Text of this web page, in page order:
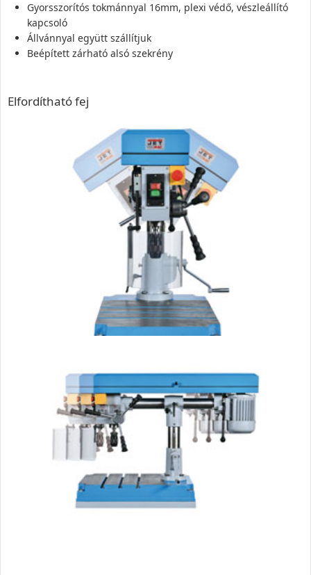
Gyorsszorítós tokmánnyal 16mm, plexi védő, vészleállító
kapcsoló
Állvánnyal együtt szállítjuk
Beépített zárható alsó szekrény
Elfordítható fej